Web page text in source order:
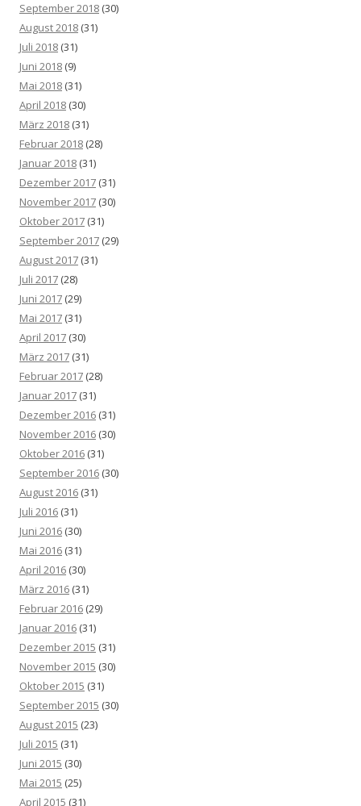
September 2018 (30)
August 2018 (31)
Juli 2018 (31)
Juni 2018 (9)
Mai 2018 (31)
April 2018 (30)
März 2018 (31)
Februar 2018 (28)
Januar 2018 (31)
Dezember 2017 (31)
November 2017 (30)
Oktober 2017 (31)
September 2017 (29)
August 2017 (31)
Juli 2017 (28)
Juni 2017 (29)
Mai 2017 (31)
April 2017 (30)
März 2017 (31)
Februar 2017 (28)
Januar 2017 (31)
Dezember 2016 (31)
November 2016 (30)
Oktober 2016 (31)
September 2016 (30)
August 2016 (31)
Juli 2016 (31)
Juni 2016 (30)
Mai 2016 (31)
April 2016 (30)
März 2016 (31)
Februar 2016 (29)
Januar 2016 (31)
Dezember 2015 (31)
November 2015 (30)
Oktober 2015 (31)
September 2015 (30)
August 2015 (23)
Juli 2015 (31)
Juni 2015 (30)
Mai 2015 (25)
April 2015 (31)